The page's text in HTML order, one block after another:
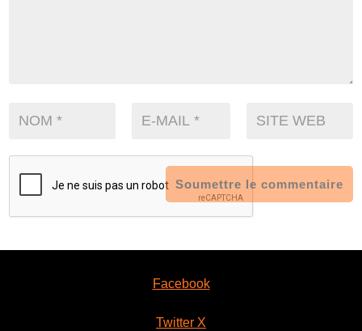
Soumettre le commentaire
Facebook
Twitter X